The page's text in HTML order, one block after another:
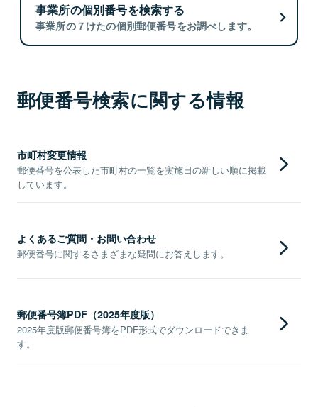
事業所の個別番号を検索する
事業所の７けたの個別郵便番号をお調べします。
郵便番号検索に関する情報
市町村変更情報
郵便番号を公表した市町村の一覧を実施日の新しい順に掲載
しています。
よくあるご質問・お問い合わせ
郵便番号に関するさまざまな疑問にお答えします。
郵便番号簿PDF（2025年度版）
2025年度版郵便番号簿をPDF形式でダウンロードできま
す。